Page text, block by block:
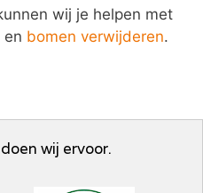
wij je helpen met
en bomen verwijderen.
wij ervoor.